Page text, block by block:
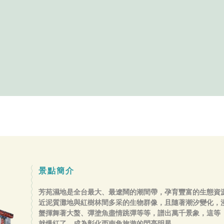
景點簡介
芳苑濕地是全台最大、最遼闊的潮間帶，孕育豐富的生態
近泥質灘地與紅樹林間多采的生物群像，且隨著潮汐變化
蟹揮舞著大螯、彈塗魚盡情跳彈等等，譜出萬千景象，這